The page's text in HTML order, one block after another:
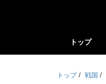
トップ
トップ / 戦国 /